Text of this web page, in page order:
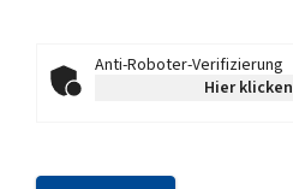
Anti-Roboter-Verifizierung
Hier klicken